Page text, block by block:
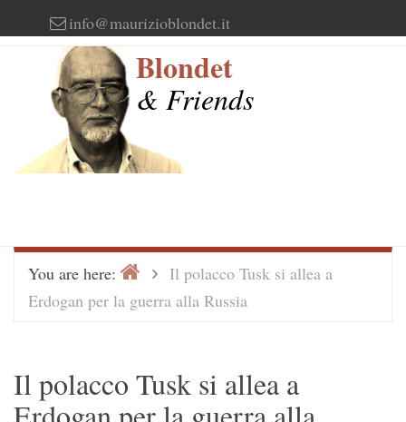
to
info@maurizioblondet.it
Blondet
& Friends
You are here: HomeIl polacco Tusk si allea a
Erdogan per la guerra alla Russia
Il polacco Tusk si allea a